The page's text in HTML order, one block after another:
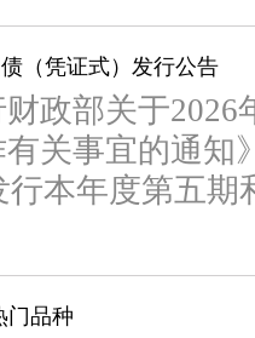
（凭证式）发行公告
政部关于
有关事宜的通
行本年度第五
门品种